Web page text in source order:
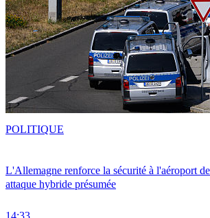
L'Allemagne renforce la sécurité à l'aéroport
attaque hybride présumée
POLITIQUE